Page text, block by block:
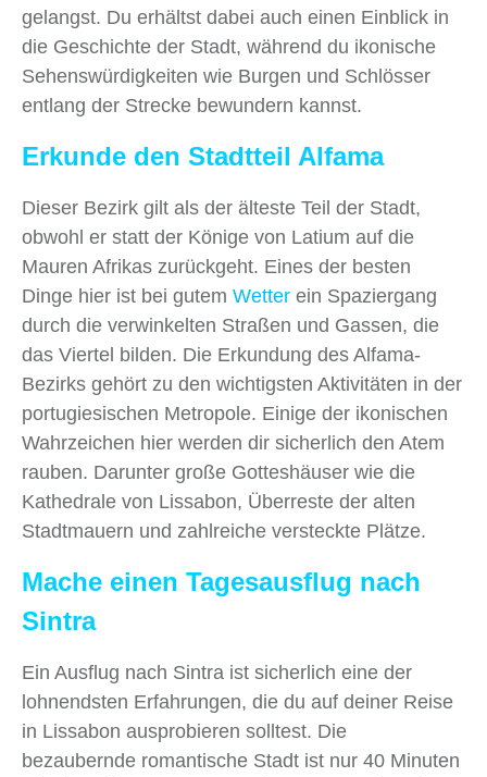
gelangst. Du erhältst dabei auch einen Einblick in
die Geschichte der Stadt, während du ikonische
Sehenswürdigkeiten wie Burgen und Schlösser
entlang der Strecke bewundern kannst.
Erkunde den Stadtteil Alfama
Dieser Bezirk gilt als der älteste Teil der Stadt,
obwohl er statt der Könige von Latium auf die
Mauren Afrikas zurückgeht. Eines der besten
Dinge hier ist bei gutem Wetter ein Spaziergang
durch die verwinkelten Straßen und Gassen, die
das Viertel bilden. Die Erkundung des Alfama-
Bezirks gehört zu den wichtigsten Aktivitäten in der
portugiesischen Metropole. Einige der ikonischen
Wahrzeichen hier werden dir sicherlich den Atem
rauben. Darunter große Gotteshäuser wie die
Kathedrale von Lissabon, Überreste der alten
Stadtmauern und zahlreiche versteckte Plätze.
Mache einen Tagesausflug nach
Sintra
Ein Ausflug nach Sintra ist sicherlich eine der
lohnendsten Erfahrungen, die du auf deiner Reise
in Lissabon ausprobieren solltest. Die
bezaubernde romantische Stadt ist nur 40 Minuten